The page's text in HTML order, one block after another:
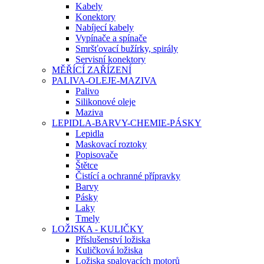
Kabely
Konektory
Nabíjecí kabely
Vypínače a spínače
Smršťovací bužírky, spirály
Servisní konektory
MĚŘÍCÍ ZAŘÍZENÍ
PALIVA-OLEJE-MAZIVA
Palivo
Silikonové oleje
Maziva
LEPIDLA-BARVY-CHEMIE-PÁSKY
Lepidla
Maskovací roztoky
Popisovače
Štětce
Čistící a ochranné přípravky
Barvy
Pásky
Laky
Tmely
LOŽISKA - KULIČKY
Příslušenství ložiska
Kuličková ložiska
Ložiska spalovacích motorů